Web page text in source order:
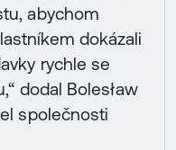
abychom
dokázali
rychle se
dodal Bolesław
společnosti